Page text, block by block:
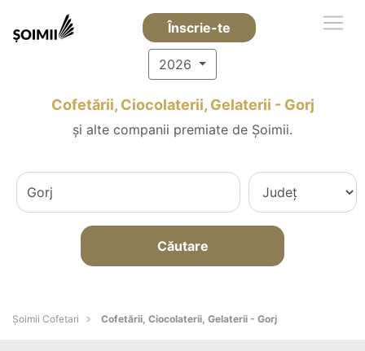
Înscrie-te
2026
Cofetării, Ciocolaterii, Gelaterii - Gorj
și alte companii premiate de Șoimii.
Căutare
Șoimii Cofetari Cofetării, Ciocolaterii, Gelaterii - Gorj